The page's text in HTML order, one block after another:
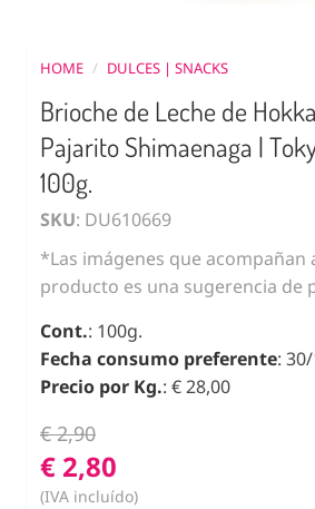
HOME / DULCES | SNACKS
Brioche de Leche de
Pajarito Shimaenaga |
100g.
SKU: DU610669
*Las imágenes que acompañan
producto es una sugerencia de
Cont.: 100g.
Fecha consumo preferente:
Precio por Kg.: € 28,00
€ 2,90
€ 2,80
(IVA incluído)